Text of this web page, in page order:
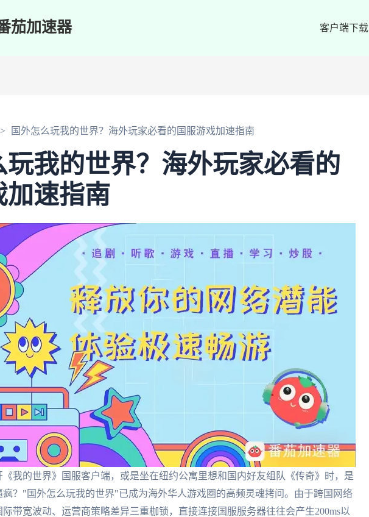
茄加速器 客户端下载
国外怎么玩我的世界？海外玩家必看的国服游戏加速指南
玩我的世界？海外玩家必看的
加速指南
我的世界》国服客户端，或是坐在纽约公寓里想和国内好友组队《传奇》时，是
？"国外怎么玩我的世界"已成为海外华人游戏圈的高频灵魂拷问。由于跨国网络
带宽波动、运营商策略差异三重枷锁，直接连接国服服务器往往会产生200ms以